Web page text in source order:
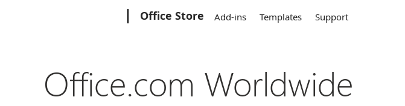
Office Store Add-ins Templates Support
Office.com Worldwide